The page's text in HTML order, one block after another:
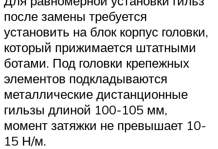
после замены требуется
установить на блок корпус головки,
который прижимается штатными
ботами. Под головки крепежных
элементов подкладываются
металлические дистанционные
гильзы длиной 100-105 мм,
момент затяжки не превышает 10-
15 Н/м.